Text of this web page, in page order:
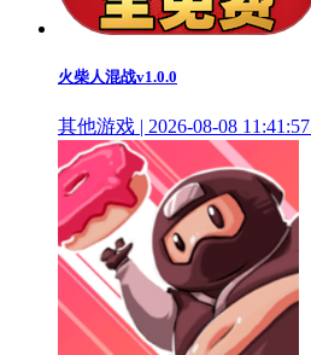
火柴人混战v1.0.0
其他游戏 | 2026-08-08 11:41:57